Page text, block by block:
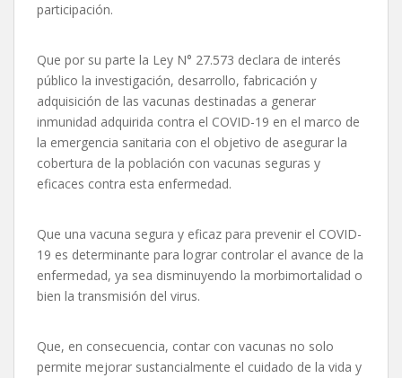
participación.
Que por su parte la Ley N° 27.573 declara de interés
público la investigación, desarrollo, fabricación y
adquisición de las vacunas destinadas a generar
inmunidad adquirida contra el COVID-19 en el marco de
la emergencia sanitaria con el objetivo de asegurar la
cobertura de la población con vacunas seguras y
eficaces contra esta enfermedad.
Que una vacuna segura y eficaz para prevenir el COVID-
19 es determinante para lograr controlar el avance de la
enfermedad, ya sea disminuyendo la morbimortalidad o
bien la transmisión del virus.
Que, en consecuencia, contar con vacunas no solo
permite mejorar sustancialmente el cuidado de la vida y